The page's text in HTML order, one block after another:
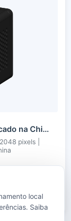
900–1700 nm | InGaAs SWIR fabricado na China | line scan 2048 pixels | CameraLink Full | resfriada
pixels |
local
Saiba